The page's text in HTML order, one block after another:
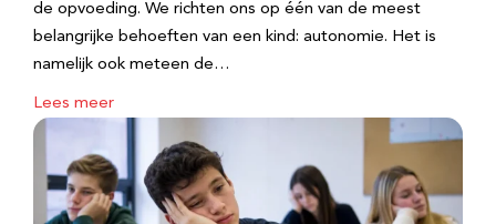
de opvoeding. We richten ons op één van de meest
belangrijke behoeften van een kind: autonomie. Het is
namelijk ook meteen de…
Lees meer